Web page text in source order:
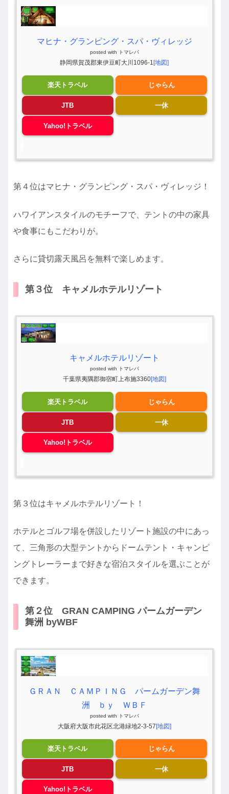
マヒナ・グランピング・スパ・ヴィレッジ
posted with トマレバ
静岡県賀茂郡東伊豆町大川1096-1 [地図]
楽天トラベル じゃらん
JTB 一休
Yahoo!トラベル
第４位はマヒナ・グランピング・スパ・ヴィレッジ！
ハワイアンスタイルのモチーフで、テントの中の家具
や食事にもこだわりが。
さらに貸切露天風呂を無料で楽しめます。
第３位 キャメルホテルリゾート
キャメルホテルリゾート
posted with トマレバ
千葉県夷隅郡御宿町上布施3360[地図]
楽天トラベル じゃらん
JTB 一休
Yahoo!トラベル
第３位はキャメルホテルリゾート！
ホテルとゴルフ場を併設したリゾート施設の中にあっ
て、三角形の大型テントからドームテント・キャンピ
ングトレーラーまで好きな宿泊スタイルを選ぶことが
できます。
第２位 GRAN CAMPING パームガーデン
舞洲 byWBF
ＧＲＡＮ ＣＡＭＰＩＮＧ パームガーデン舞
洲 ｂｙ ＷＢＦ
posted with トマレバ
大阪府大阪市此花区北港緑地2-3-57[地図]
楽天トラベル じゃらん
JTB 一休
Yahoo!トラベル